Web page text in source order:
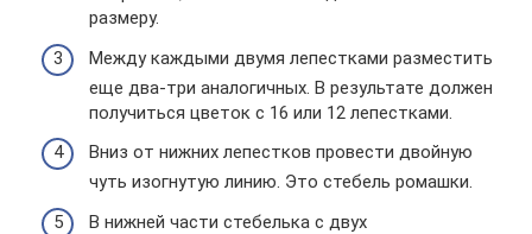
размеру.
Между каждыми двумя лепестками разместить
еще два-три аналогичных. В результате должен
получиться цветок с 16 или 12 лепестками.
Вниз от нижних лепестков провести двойную
чуть изогнутую линию. Это стебель ромашки.
В нижней части стебелька с двух